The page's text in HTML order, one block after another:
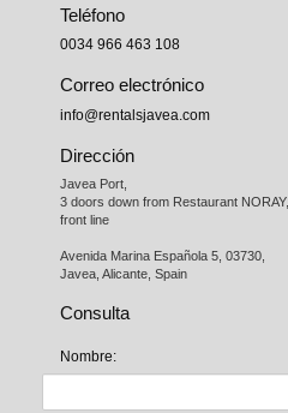
Teléfono
0034 966 463 108
Correo electrónico
info@rentalsjavea.com
Dirección
Javea Port,
3 doors down from Restaurant NORAY,
front line
Avenida Marina Española 5, 03730,
Javea, Alicante, Spain
Consulta
Nombre: